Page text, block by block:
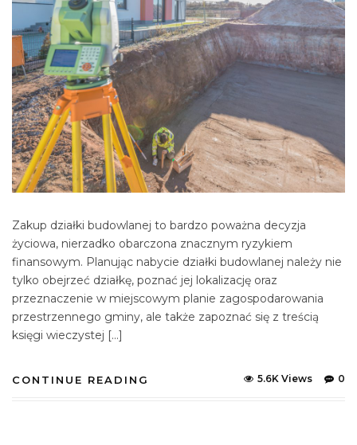
Zakup działki budowlanej to bardzo poważna decyzja
życiowa, nierzadko obarczona znacznym ryzykiem
finansowym. Planując nabycie działki budowlanej należy nie
tylko obejrzeć działkę, poznać jej lokalizację oraz
przeznaczenie w miejscowym planie zagospodarowania
przestrzennego gminy, ale także zapoznać się z treścią
księgi wieczystej […]
CONTINUE READING 0
5.6K Views